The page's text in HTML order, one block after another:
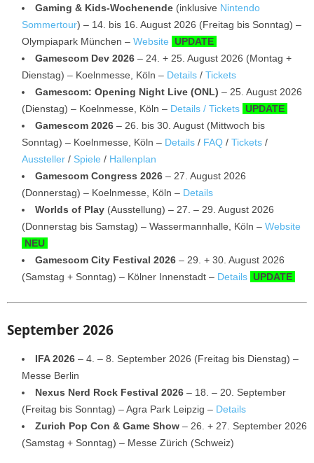
Gaming & Kids-Wochenende (inklusive Nintendo
Sommertour) – 14. bis 16. August 2026 (Freitag bis Sonntag) –
Olympiapark München – Website UPDATE
Gamescom Dev 2026 – 24. + 25. August 2026 (Montag +
Dienstag) – Koelnmesse, Köln – Details / Tickets
Gamescom: Opening Night Live (ONL) – 25. August 2026
(Dienstag) – Koelnmesse, Köln – Details / Tickets UPDATE
Gamescom 2026 – 26. bis 30. August (Mittwoch bis
Sonntag) – Koelnmesse, Köln – Details / FAQ / Tickets /
Aussteller / Spiele / Hallenplan
Gamescom Congress 2026 – 27. August 2026
(Donnerstag) – Koelnmesse, Köln – Details
Worlds of Play (Ausstellung) – 27. – 29. August 2026
(Donnerstag bis Samstag) – Wassermannhalle, Köln – Website
NEU
Gamescom City Festival 2026 – 29. + 30. August 2026
(Samstag + Sonntag) – Kölner Innenstadt – Details UPDATE
September 2026
IFA 2026 – 4. – 8. September 2026 (Freitag bis Dienstag) –
Messe Berlin
Nexus Nerd Rock Festival 2026 – 18. – 20. September
(Freitag bis Sonntag) – Agra Park Leipzig – Details
Zurich Pop Con & Game Show – 26. + 27. September 2026
(Samstag + Sonntag) – Messe Zürich (Schweiz)